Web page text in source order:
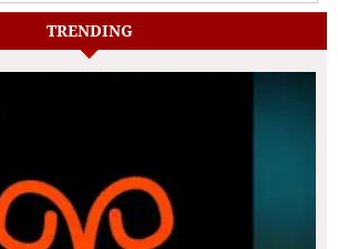
TRENDING